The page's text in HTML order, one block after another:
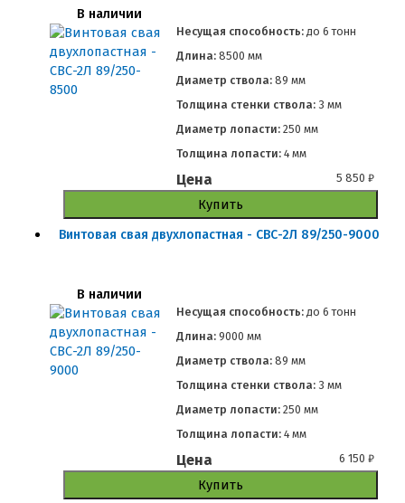
В наличии
Несущая способность: до 6 тонн
Длина:8500 мм
Диаметр ствола:89 мм
Толщина стенки ствола:3 мм
Диаметр лопасти:250 мм
Толщина лопасти:4 мм
Цена 5 850₽
Купить
Винтовая свая двухлопастная - СВС-2Л 89/250-9000
В наличии
Несущая способность: до 6 тонн
Длина:9000 мм
Диаметр ствола:89 мм
Толщина стенки ствола:3 мм
Диаметр лопасти:250 мм
Толщина лопасти:4 мм
Цена 6 150₽
Купить